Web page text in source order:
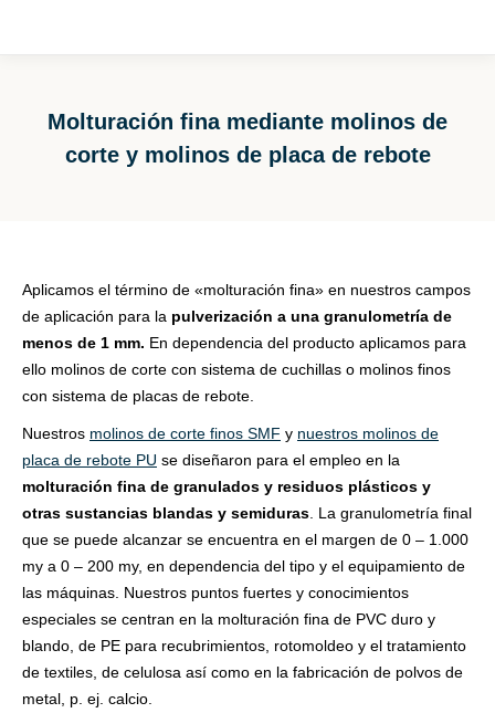
Molturación fina mediante molinos de
corte y molinos de placa de rebote
Aplicamos el término de «molturación fina» en nuestros campos
de aplicación para la pulverización a una granulometría de
menos de 1 mm. En dependencia del producto aplicamos para
ello molinos de corte con sistema de cuchillas o molinos finos
con sistema de placas de rebote.
Nuestros molinos de corte finos SMF y nuestros molinos de
placa de rebote PU se diseñaron para el empleo en la
molturación fina de granulados y residuos plásticos y
otras sustancias blandas y semiduras . La granulometría final
que se puede alcanzar se encuentra en el margen de 0 – 1.000
my a 0 – 200 my, en dependencia del tipo y el equipamiento de
las máquinas. Nuestros puntos fuertes y conocimientos
especiales se centran en la molturación fina de PVC duro y
blando, de PE para recubrimientos, rotomoldeo y el tratamiento
de textiles, de celulosa así como en la fabricación de polvos de
metal, p. ej. calcio.